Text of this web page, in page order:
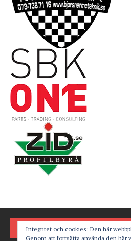
FÖLJ OSS PÅ
Integritet och cookies: Den här
Genom att fortsätta använda den här